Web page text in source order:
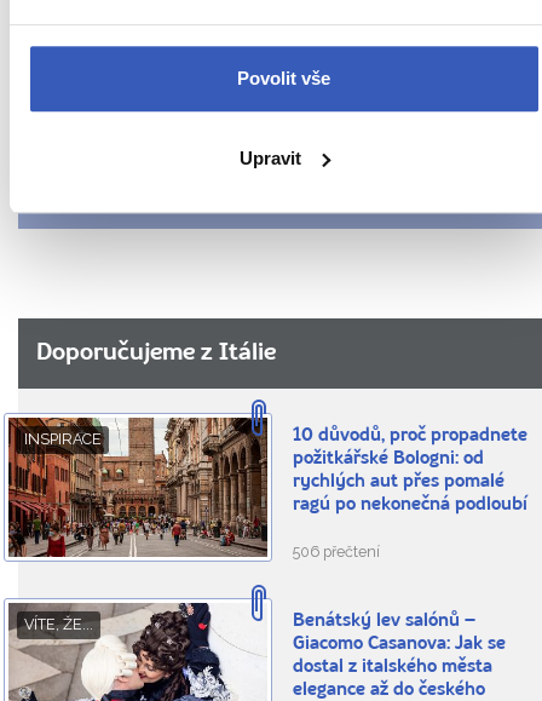
Povolit vše
Upravit
Rady na cestu
Typické počasí v Římě
Doporučujeme z Itálie
INSPIRACE
10 důvodů, proč propadnete
požitkářské Bologni: od
rychlých aut přes pomalé
ragú po nekonečná podloubí
506 přečtení
VÍTE, ŽE...
Benátský lev salónů –
Giacomo Casanova: Jak se
dostal z italského města
elegance až do českého